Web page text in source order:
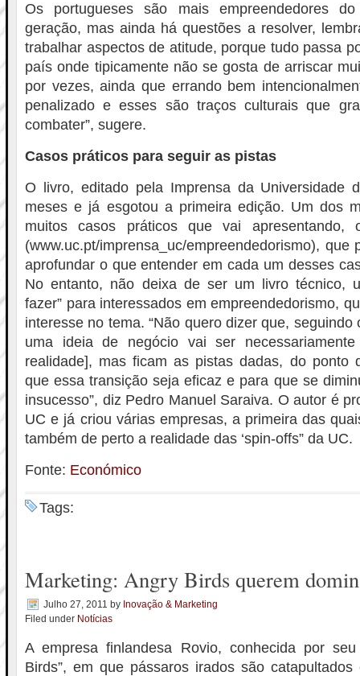
Os portugueses são mais empreendedores
geração, mas ainda há questões a resolver,
trabalhar aspectos de atitude, porque tudo passa
país onde tipicamente não se gosta de arriscar
por vezes, ainda que errando bem
penalizado e esses são traços culturais que
combater”, sugere.
Casos práticos para seguir as pistas
O livro, editado pela Imprensa da Universidade
meses e já esgotou a primeira edição. Um dos
muitos casos práticos que vai apresentando,
(www.uc.pt/imprensa_uc/empreendedorismo), que
aprofundar o que entender em cada um desses
No entanto, não deixa de ser um livro técnico,
fazer” para interessados em empreendedorismo,
interesse no tema. “Não quero dizer que, seguindo
uma ideia de negócio vai ser necessariamente
realidade], mas ficam as pistas dadas, do ponto
que essa transição seja eficaz e para que se
insucesso”, diz Pedro Manuel Saraiva. O autor é
UC e já criou várias empresas, a primeira das
também de perto a realidade das ‘spin-offs” da UC.
Fonte: Económico
Tags:
Marketing: Angry Birds querem
Julho 27, 2011 by Inovação & Marketing
Filed under Notícias
A empresa finlandesa Rovio, conhecida por
Birds”, em que pássaros irados são